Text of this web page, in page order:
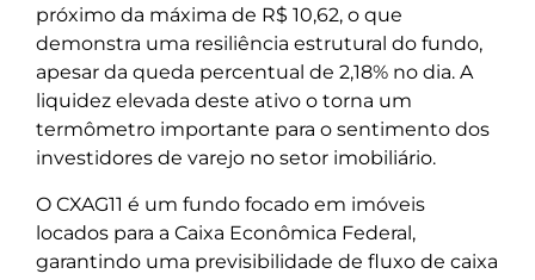
próximo da máxima de R$ 10,62, o que
demonstra uma resiliência estrutural do fundo,
apesar da queda percentual de 2,18% no dia. A
liquidez elevada deste ativo o torna um
termômetro importante para o sentimento dos
investidores de varejo no setor imobiliário.
O CXAG11 é um fundo focado em imóveis
locados para a Caixa Econômica Federal,
garantindo uma previsibilidade de fluxo de caixa